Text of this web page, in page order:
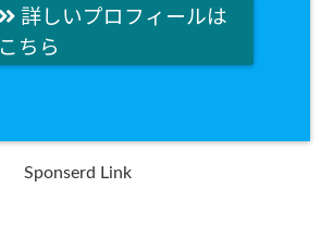
詳しいプロフィールは
こちら
Sponserd Link